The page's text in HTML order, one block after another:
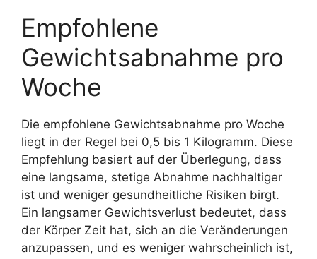
Empfohlene
Gewichtsabnahme pro
Woche
Die empfohlene Gewichtsabnahme pro Woche
liegt in der Regel bei 0,5 bis 1 Kilogramm. Diese
Empfehlung basiert auf der Überlegung, dass
eine langsame, stetige Abnahme nachhaltiger
ist und weniger gesundheitliche Risiken birgt.
Ein langsamer Gewichtsverlust bedeutet, dass
der Körper Zeit hat, sich an die Veränderungen
anzupassen, und es weniger wahrscheinlich ist,